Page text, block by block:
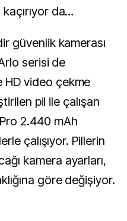
da…
güvenlik kamerası
serisi de
HD video çekme
pil ile çalışan
2.440 mAh
çalışıyor. Pillerin
kamera ayarları,
göre değişiyor.